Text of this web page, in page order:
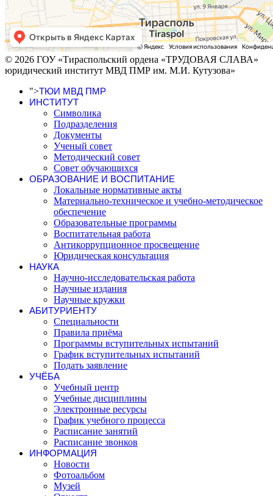
© 2026 ГОУ «Тираспольский ордена «ТРУДОВАЯ СЛАВА»
юридический институт МВД ПМР им. М.И. Кутузова»
">ТЮИ МВД ПМР
ИНСТИТУТ
Символика
Подразделения
Документы
Ученый совет
Методический совет
Совет обучающихся
ОБРАЗОВАНИЕ И ВОСПИТАНИЕ
Локальные нормативные акты
Материально-техническое и учебно-методическое
обеспечение
Образовательные программы
Воспитательная работа
Антикоррупционное просвещение
Юридическая консультация
НАУКА
Научно-исследовательская работа
Научные издания
Научные кружки
АБИТУРИЕНТУ
Специальности
Правила приёма
Программы вступительных испытаний
График вступительных испытаний
Подать заявление
УЧЁБА
Учебный центр
Учебные дисциплины
Электронные ресурсы
График учебного процесса
Расписание занятий
Расписание звонков
ИНФОРМАЦИЯ
Новости
Фотоальбом
Музей